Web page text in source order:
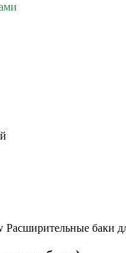
Расширительные баки